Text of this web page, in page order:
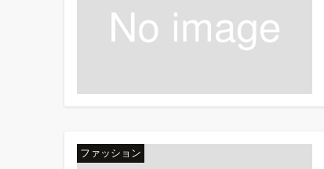
ファッション